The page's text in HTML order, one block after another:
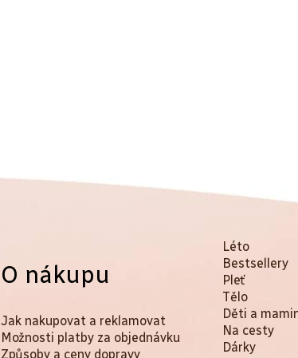
O nákupu
Jak nakupovat a reklamovat
Možnosti platby za objednávku
Způsoby a ceny dopravy
Přeskočit
kategorie
K
a
t
e
Léto
Bestsellery
Pleť
Tělo
Děti a
Na cesty
Dárky